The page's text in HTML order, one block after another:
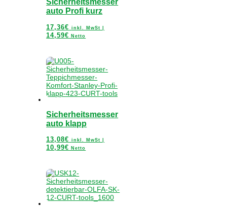
Sicherheitsmesser
auto Profi kurz
17,36€ inkl. MwSt |
14,59€ Netto
Sicherheitsmesser
auto klapp
13,08€ inkl. MwSt |
10,99€ Netto